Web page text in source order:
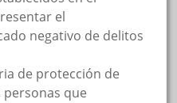
el
negativo de delitos
de protección de
que